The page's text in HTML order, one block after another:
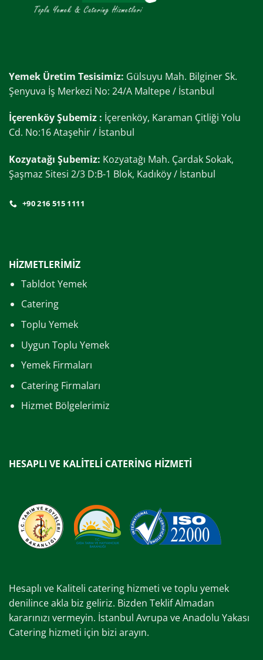
Yemek Üretim Tesisimiz: Gülsuyu Mah. Bilginer Sk.
Şenyuva İş Merkezi No: 24/A Maltepe / İstanbul
İçerenköy Şubemiz : İçerenköy, Karaman Çitliği Yolu
Cd. No:16 Ataşehir / İstanbul
Kozyatağı Şubemiz: Kozyatağı Mah. Çardak Sokak,
Şaşmaz Sitesi 2/3 D:B-1 Blok, Kadıköy / İstanbul
+90 216 515 1111
HİZMETLERİMİZ
Tabldot Yemek
Catering
Toplu Yemek
Uygun Toplu Yemek
Yemek Firmaları
Catering Firmaları
Hizmet Bölgelerimiz
HESAPLI VE KALİTELİ CATERİNG HİZMETİ
Hesaplı ve Kaliteli catering hizmeti ve toplu yemek
denilince akla biz geliriz. Bizden Teklif Almadan
kararınızı vermeyin. İstanbul Avrupa ve Anadolu Yakası
Catering hizmeti için bizi arayın.